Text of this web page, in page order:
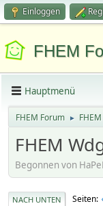
Einloggen
FHEM
Hauptmenü
FHEM Forum ► FHEM
FHEM
Begonnen von
NACH UNTEN Seiten